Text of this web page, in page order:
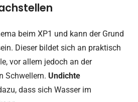
beim XP1 und kann der Grund
Dieser bildet sich an praktisch
vor allem jedoch an der
Schwellern. Undichte
dass sich Wasser im